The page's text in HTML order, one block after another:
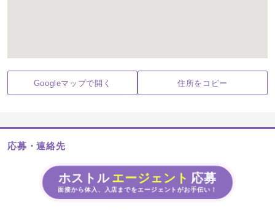
Googleマップで開く 住所をコピー
応募・連絡先
ホストル エージェント 応募
面接から体入、入店までをエージェントがお手伝い！